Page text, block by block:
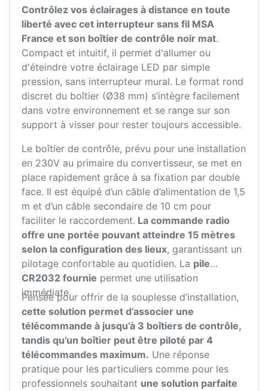
Contrôlez vos éclairages à distance en toute
liberté avec cet interrupteur sans fil MSA
France et son boîtier de contrôle noir mat.
Compact et intuitif, il permet d'allumer ou
d'éteindre votre éclairage LED par simple
pression, sans interrupteur mural. Le format rond
discret du boîtier (Ø38 mm) s’intègre facilement
dans votre environnement et se range sur son
support à visser pour rester toujours accessible.
Le boîtier de contrôle, prévu pour une installation
en 230V au primaire du convertisseur, se met en
place rapidement grâce à sa fixation par double
face. Il est équipé d’un câble d’alimentation de 1,5
m et d’un câble secondaire de 10 cm pour
faciliter le raccordement. La commande radio
offre une portée pouvant atteindre 15 mètres
selon la configuration des lieux, garantissant un
pilotage confortable au quotidien. La pile
CR2032 fournie permet une utilisation
immédiate.
Pensée pour offrir de la souplesse d’installation,
cette solution permet d’associer une
télécommande à jusqu’à 3 boîtiers de contrôle,
tandis qu’un boîtier peut être piloté par 4
télécommandes maximum. Une réponse
pratique pour les particuliers comme pour les
professionnels souhaitant une solution parfaite